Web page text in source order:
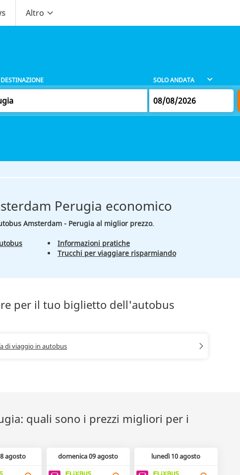
Altro
Perugia economico
Amsterdam - Perugia al miglior prezzo.
Informazioni pratiche
Trucchi per viaggiare risparmiando
per il tuo biglietto dell'autobus
di viaggio in autobus
quali sono i prezzi migliori per i
agosto domenica 09 agosto lunedì 10 agosto